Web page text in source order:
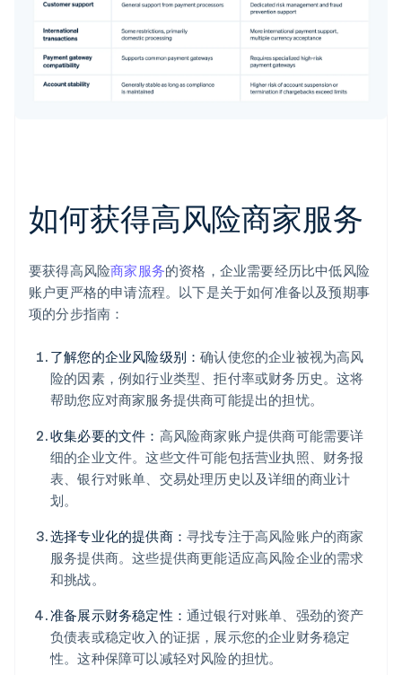
如何获得高风险商家服务
要获得高风险商家服务的资格，企业需要经历比中低风险
账户更严格的申请流程。以下是关于如何准备以及预期事
项的分步指南：
了解您的企业风险级别：确认使您的企业被视为高风
险的因素，例如行业类型、拒付率或财务历史。这将
帮助您应对商家服务提供商可能提出的担忧。
收集必要的文件： 高风险商家账户提供商可能需要详
细的企业文件。这些文件可能包括营业执照、财务报
表、银行对账单、交易处理历史以及详细的商业计
划。
选择专业化的提供商： 寻找专注于高风险账户的商家
服务提供商。这些提供商更能适应高风险企业的需求
和挑战。
准备展示财务稳定性： 通过银行对账单、强劲的资产
负债表或稳定收入的证据，展示您的企业财务稳定
性。这种保障可以减轻对风险的担忧。